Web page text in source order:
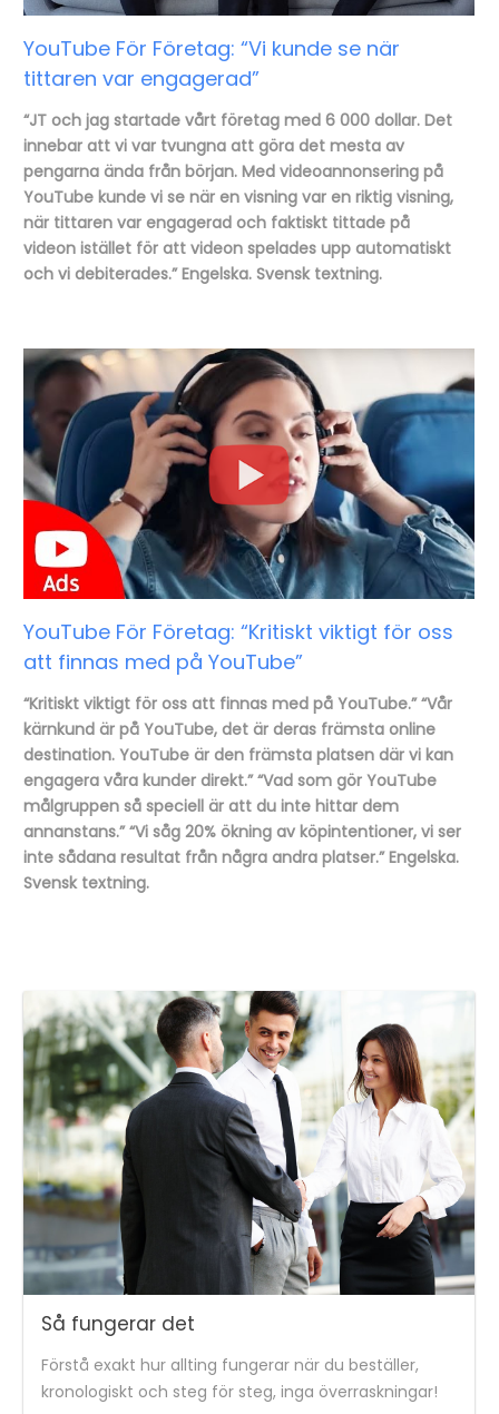
YouTube För Företag: “Vi kunde se när
tittaren var engagerad”
“JT och jag startade vårt företag med 6 000 dollar. Det
innebar att vi var tvungna att göra det mesta av
pengarna ända från början. Med videoannonsering på
YouTube kunde vi se när en visning var en riktig visning,
när tittaren var engagerad och faktiskt tittade på
videonistället för att videon spelades upp automatiskt
och vi debiterades.” Engelska. Svensk textning.
YouTube För Företag: “Kritiskt viktigt för oss
att finnas med på YouTube”
“Kritiskt viktigt för oss att finnas med på YouTube.” “Vår
kärnkund är på YouTube, det är deras främsta online
destination. YouTube är den främsta platsen där vi kan
engagera våra kunder direkt.” “Vad som gör YouTube
målgruppen så speciell är att du inte hittar dem
annanstans.” “Vi såg 20% ökning av köpintentioner, vi ser
inte sådana resultat från några andra platser.” Engelska.
Svensk textning.
Så fungerar det
Förstå exakt hur allting fungerar när du beställer,
kronologiskt och steg för steg, inga överraskningar!